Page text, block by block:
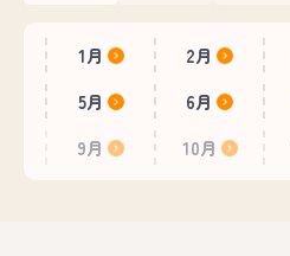
1月 2月
5月
6月
9月
10月